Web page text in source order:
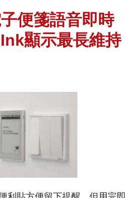
便箋語音即時
顯示最長維持